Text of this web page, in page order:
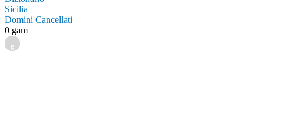
Sicilia
Domini Cancellati
0 gam
g